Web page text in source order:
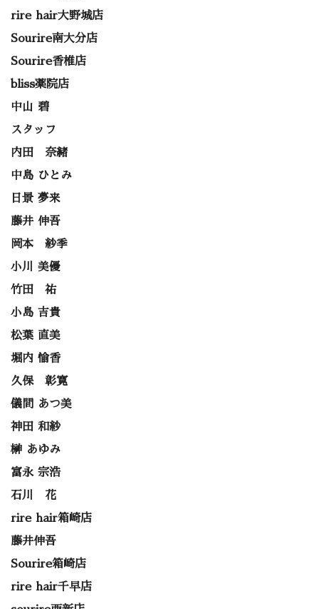
rire hair大野城店
Sourire南大分店
Sourire香椎店
bliss薬院店
中山 碧
スタッフ
内田 奈緒
中島 ひとみ
日景 夢来
藤井 伸吾
岡本 紗季
小川 美優
竹田 祐
小島 吉貴
松葉 直美
堀内 愉香
久保 彰寛
儀間 あつ美
神田 和紗
榊 あゆみ
富永 宗浩
石川 花
rire hair箱崎店
藤井伸吾
Sourire箱崎店
rire hair千早店